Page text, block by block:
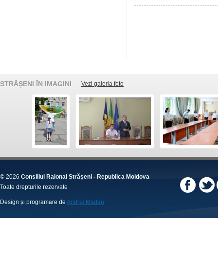
STRĂȘENI ÎN IMAGINI Vezi galeria foto
© 2026 Consiliul Raional Strășeni - Republica Moldova
Toate drepturile rezervate
Design și programare de Andrei Madan